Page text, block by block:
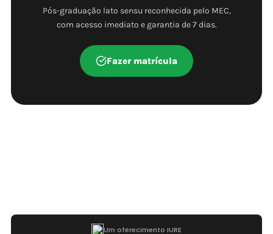
Pós-graduação lato sensu reconhecida pelo MEC,
com acesso imediato e garantia de 7 dias.
Fazer matrícula